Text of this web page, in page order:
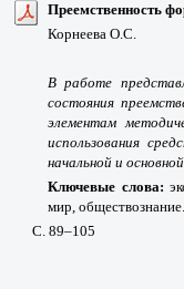
Преемственность
Корнеева О.С.
В работе
состояния
элементам
использования
начальной и
Ключевые слова:
мир, обществознание.
С. 89–105